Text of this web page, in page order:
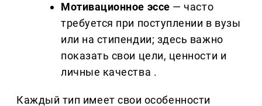
Мотивационное эссе — часто
требуется при поступлении в вузы
или на стипендии; здесь важно
показать свои цели, ценности и
личные качества .
Каждый тип имеет свои особенности